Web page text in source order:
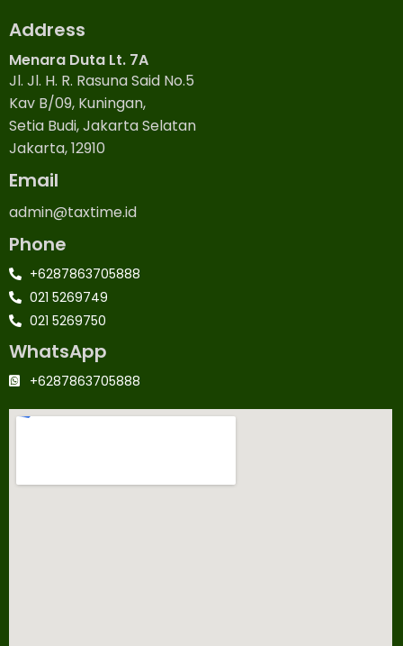
Address
Menara Duta Lt. 7A
Jl. Jl. H. R. Rasuna Said No.5
Kav B/09, Kuningan,
Setia Budi, Jakarta Selatan
Jakarta, 12910
Email
admin@taxtime.id
Phone
+6287863705888
021 5269749
021 5269750
WhatsApp
+6287863705888